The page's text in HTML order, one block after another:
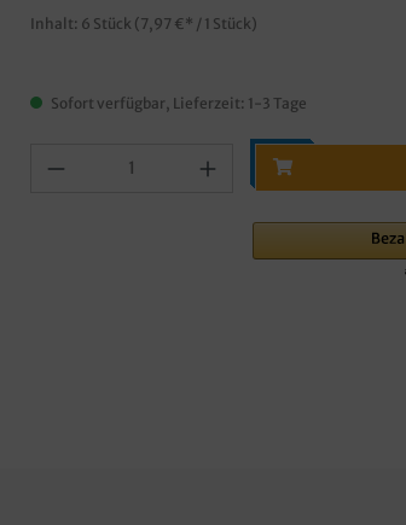
Inhalt: 6 Stück (7,97 €* / 1 Stück)
Sofort verfügbar, Lieferzeit: 1-3 Tage